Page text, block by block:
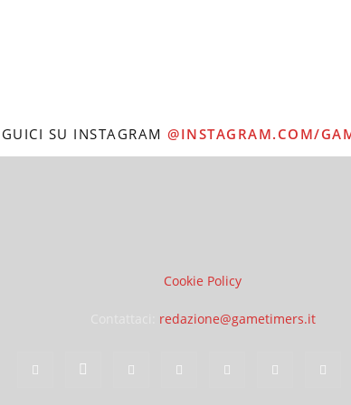
SU INSTAGRAM @INSTAGRAM.COM/
Cookie Policy
redazione@gametimers.it